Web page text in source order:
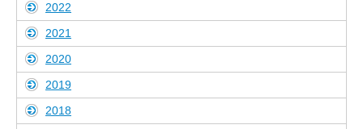
2022
2021
2020
2019
2018